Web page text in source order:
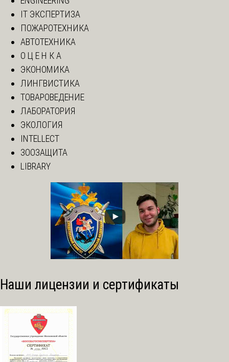
IT ЭКСПЕРТИЗА
ПОЖАРОТЕХНИКА
АВТОТЕХНИКА
О Ц Е Н К А
ЭКОНОМИКА
ЛИНГВИСТИКА
ТОВАРОВЕДЕНИЕ
ЛАБОРАТОРИЯ
ЭКОЛОГИЯ
INTELLECT
ЗООЗАЩИТА
LIBRARY
Наши лицензии и сертификаты